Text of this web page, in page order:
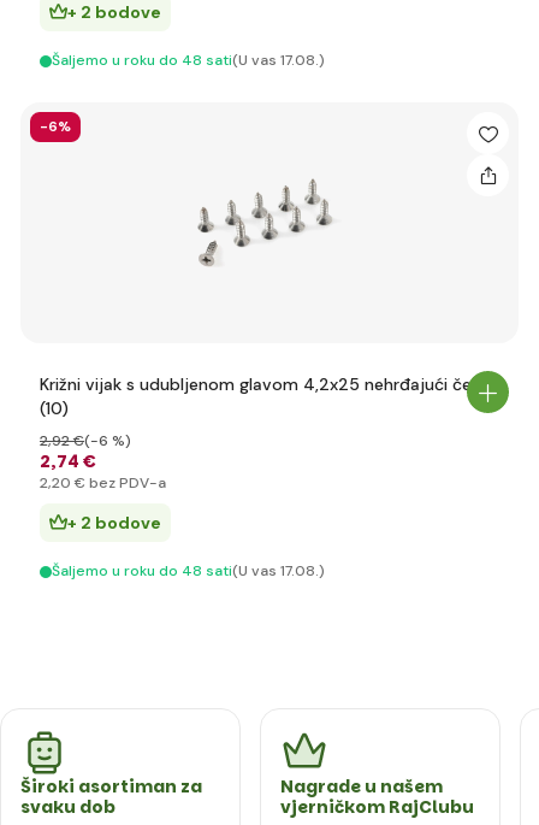
+ 2 bodove
Šaljemo u roku do 48 sati(U vas 17.08.)
-6%
Križni vijak s udubljenom glavom 4,2x25 nehrđajući čelik
(10)
2,74 €
2,92 €(-6 %)
2,20 € bez PDV-a
+ 2 bodove
Šaljemo u roku do 48 sati(U vas 17.08.)
Široki asortiman za
svaku dob
Nagrade u našem
vjerničkom RajClubu